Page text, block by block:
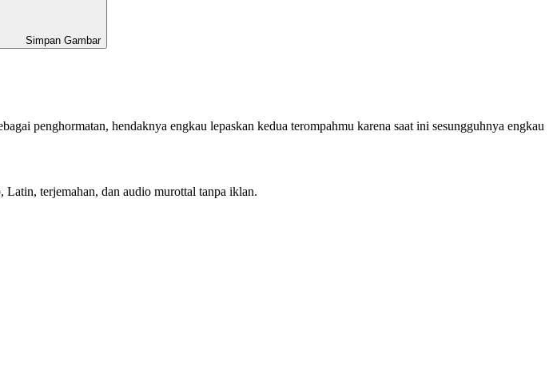
Simpan Gambar
penghormatan, hendaknya engkau lepaskan kedua terompahmu karena saat ini sesungguhnya engkau
Latin, terjemahan, dan audio murottal tanpa iklan.